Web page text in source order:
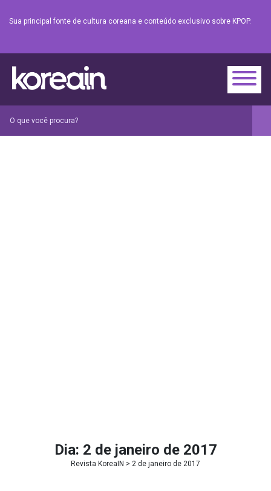
Sua principal fonte de cultura coreana e conteúdo exclusivo sobre KPOP.
Dia: 2 de janeiro de 2017
Revista KoreaIN > 2 de janeiro de 2017